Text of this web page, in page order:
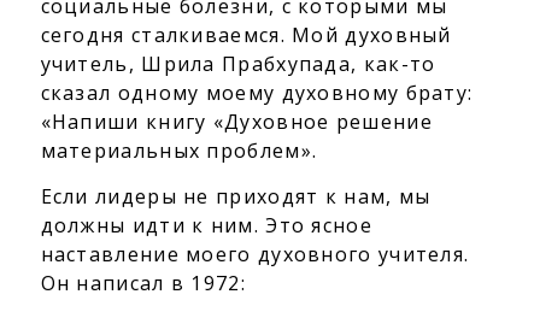
социальные болезни, с которыми мы
сегодня сталкиваемся. Мой духовный
учитель, Шрила Прабхупада, как-то
сказал одному моему духовному брату:
«Напиши книгу «Духовное решение
материальных проблем».
Если лидеры не приходят к нам, мы
должны идти к ним. Это ясное
наставление моего духовного учителя.
Он написал в 1972: